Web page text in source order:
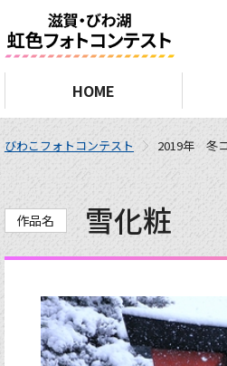
HOME
びわこフォトコンテスト 2019年 冬
作品名 雪化粧